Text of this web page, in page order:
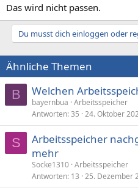
Das wird nicht passen.
Du musst dich einloggen oder
Ähnliche Themen
B Welchen
bayernbua Arbeitsspeicher
Antworten 35 24. Oktober
S
Arbeitsspeicher
mehr
Socke1310 Arbeitsspeicher
Antworten 13 25. Dezember